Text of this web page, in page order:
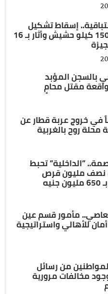
إسقاط تشكيل
عصابي وضبط 150 كيلو حشيش وأثار بـ 16
بالسجن المؤبد
مقتل محامٍ
شخصاً في خروج عربة قطار عن
روح بالغربية
”الداخلية” تحبط
نصف مليون قرص
مأمور قسم عين
للأهالي واستراتيجية
من رسائل
مخالفات مرورية